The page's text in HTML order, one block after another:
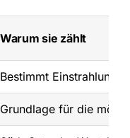
Warum sie zählt
Bestimmt Einstrahlung
Grundlage für die